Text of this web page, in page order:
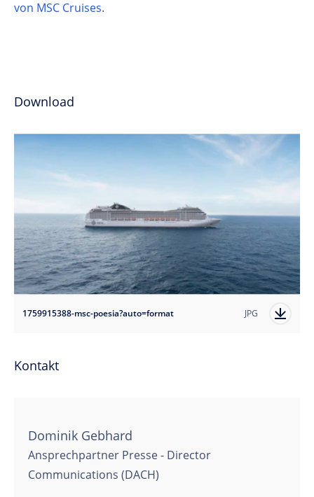
von MSC Cruises.
Download
1759915388-msc-poesia?auto=format JPG
Kontakt
Dominik Gebhard
Ansprechpartner Presse - Director
Communications (DACH)